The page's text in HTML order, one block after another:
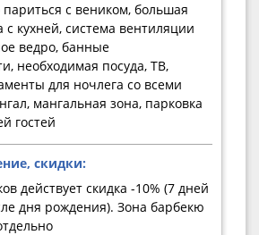
с веником, большая
с кухней, система вентиляции
ведро, банные
необходимая посуда, ТВ,
для ночлега со всеми
мангальная зона, парковка
гостей
скидки:
действует скидка -10% (7 дней
дня рождения). Зона барбекю